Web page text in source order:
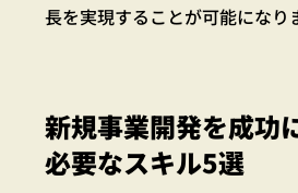
長を実現することが可能になり
新規事業開発を成功
必要なスキル5選